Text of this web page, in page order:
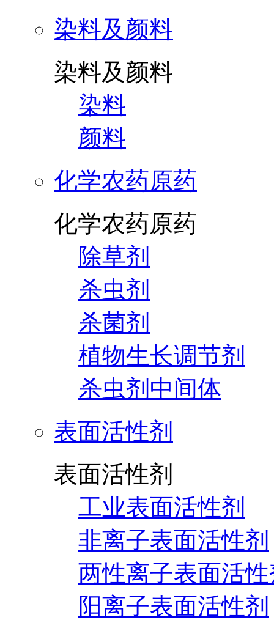
染料及颜料
染料及颜料
染料
颜料
化学农药原药
化学农药原药
除草剂
杀虫剂
杀菌剂
植物生长调节剂
杀虫剂中间体
表面活性剂
表面活性剂
工业表面活性剂
非离子表面活性剂
两性离子表面活
阳离子表面活性剂